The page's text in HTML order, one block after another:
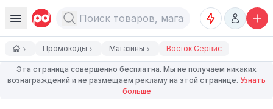
Промокоды Магазины Восток Сервис
Эта страница совершенно бесплатна. Мы не получаем никаких
вознаграждений и не размещаем рекламу на этой странице. Узнать
больше